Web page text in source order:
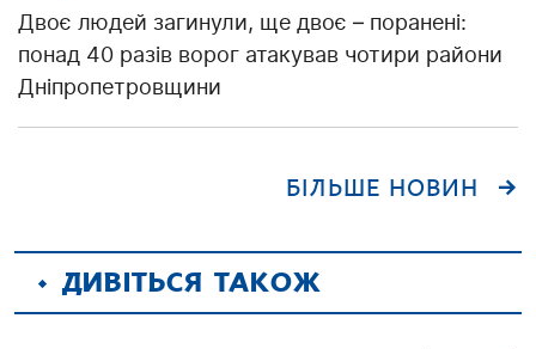
Двоє людей загинули, ще двоє – поранені:
понад 40 разів ворог атакував чотири райони
Дніпропетровщини
БІЛЬШЕ НОВИН
ДИВІТЬСЯ ТАКОЖ